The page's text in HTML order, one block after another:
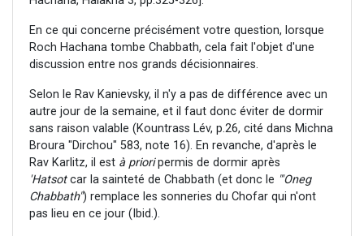
En ce qui concerne précisément votre question, lorsque
Roch Hachana tombe Chabbath, cela fait l'objet d'une
discussion entre nos grands décisionnaires.
Selon le Rav Kanievsky, il n'y a pas de différence avec un
autre jour de la semaine, et il faut donc éviter de dormir
sans raison valable (Kountrass Lév, p.26, cité dans Michna
Broura "Dirchou" 583, note 16). En revanche, d'après le
Rav Karlitz, il est à prioripermis de dormir après
'Hatsotcar la sainteté de Chabbath (et donc le "'Oneg
Chabbath") remplace les sonneries du Chofar qui n'ont
pas lieu en ce jour (Ibid.).